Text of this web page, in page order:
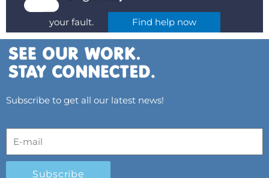
your fault. Find help now
Subscribe to get all our latest news!
Subscribe